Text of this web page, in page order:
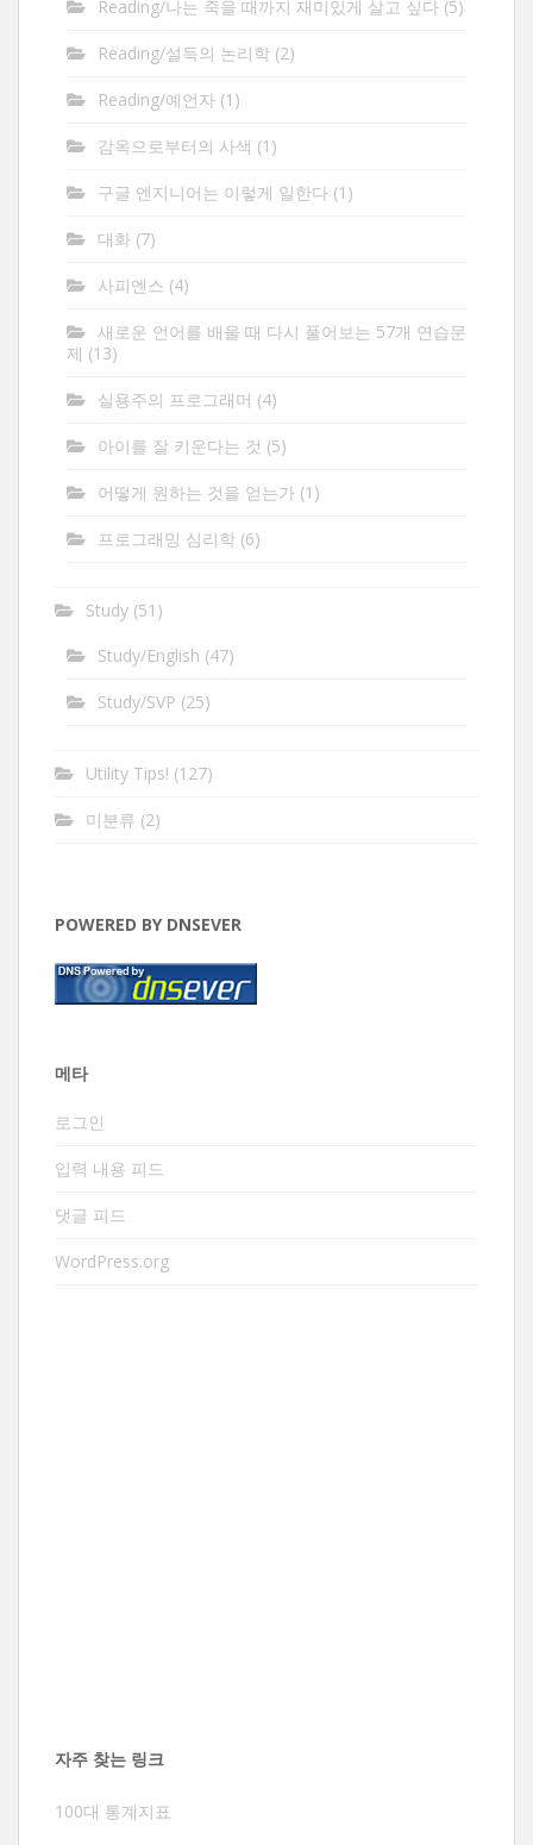
Reading/나는 죽을 때까지 재미있게 살고 싶다 (5)
Reading/설득의 논리학 (2)
Reading/예언자 (1)
감옥으로부터의 사색 (1)
구글 엔지니어는 이렇게 일한다 (1)
대화 (7)
사피엔스 (4)
새로운 언어를 배울 때 다시 풀어보는 57개 연습문
제 (13)
실용주의 프로그래머 (4)
아이를 잘 키운다는 것 (5)
어떻게 원하는 것을 얻는가 (1)
프로그래밍 심리학 (6)
Study (51)
Study/English (47)
Study/SVP (25)
Utility Tips! (127)
미분류 (2)
POWERED BY DNSEVER
메타
로그인
입력 내용 피드
댓글 피드
WordPress.org
자주 찾는 링크
100대 통계지표